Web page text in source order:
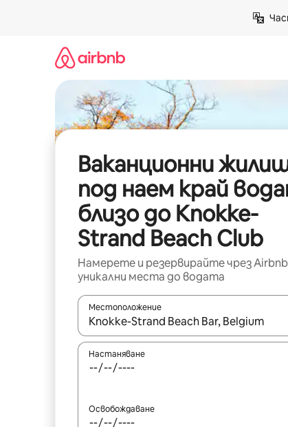
Ваканционни
под наем край
близо до Knokke-
Strand Beach Club
Намерете и резервирайте чрез Airbnb
уникални места до водата
Местоположение
Когато резултатите се покажат,
Настаняване
Освобождаване